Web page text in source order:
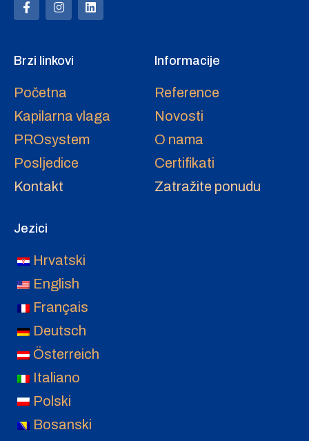
Brzi linkovi
Početna
Kapilarna vlaga
PROsystem
Posljedice
Kontakt
Informacije
Reference
Novosti
O nama
Certifikati
Zatražite ponudu
Jezici
Hrvatski
English
Français
Deutsch
Österreich
Italiano
Polski
Bosanski